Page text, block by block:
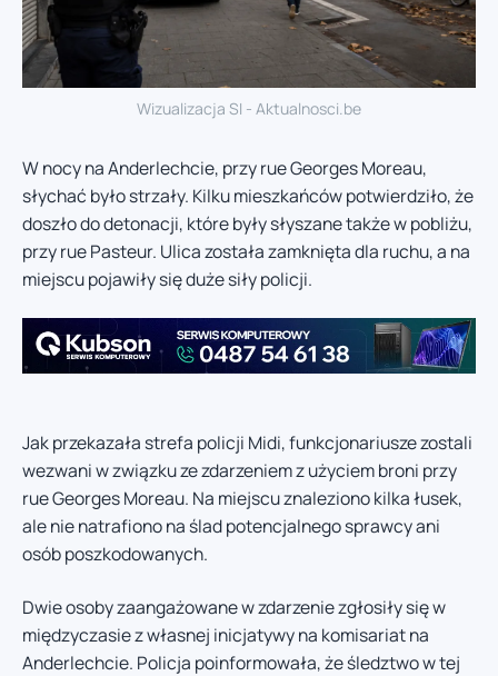
Wizualizacja SI - Aktualnosci.be
W nocy na Anderlechcie, przy rue Georges Moreau,
słychać było strzały. Kilku mieszkańców potwierdziło, że
doszło do detonacji, które były słyszane także w pobliżu,
przy rue Pasteur. Ulica została zamknięta dla ruchu, a na
miejscu pojawiły się duże siły policji.
Jak przekazała strefa policji Midi, funkcjonariusze zostali
wezwani w związku ze zdarzeniem z użyciem broni przy
rue Georges Moreau. Na miejscu znaleziono kilka łusek,
ale nie natrafiono na ślad potencjalnego sprawcy ani
osób poszkodowanych.
Dwie osoby zaangażowane w zdarzenie zgłosiły się w
międzyczasie z własnej inicjatywy na komisariat na
Anderlechcie. Policja poinformowała, że śledztwo w tej